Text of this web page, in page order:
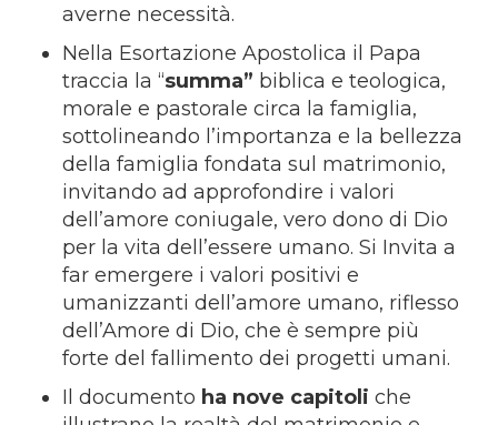
averne necessità.
Nella Esortazione Apostolica il Papa
traccia la “summa” biblica e teologica,
morale e pastorale circa la famiglia,
sottolineando l’importanza e la bellezza
della famiglia fondata sul matrimonio,
invitando ad approfondire i valori
dell’amore coniugale, vero dono di Dio
per la vita dell’essere umano. Si Invita a
far emergere i valori positivi e
umanizzanti dell’amore umano, riflesso
dell’Amore di Dio, che è sempre più
forte del fallimento dei progetti umani.
Il documento ha nove capitoliche